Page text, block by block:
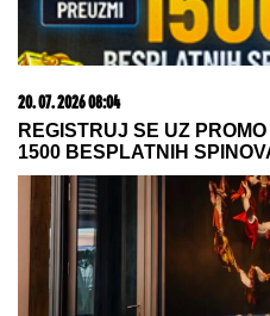
"NE UMIRE SE ZA
TEBE"Brutalno
nakon veridbe Dragana
rade"
"SVAKO
POGREŠI"
oglasio
otkrio